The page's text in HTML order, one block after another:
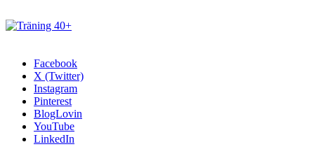
Facebook
X (Twitter)
Instagram
Pinterest
BlogLovin
YouTube
LinkedIn